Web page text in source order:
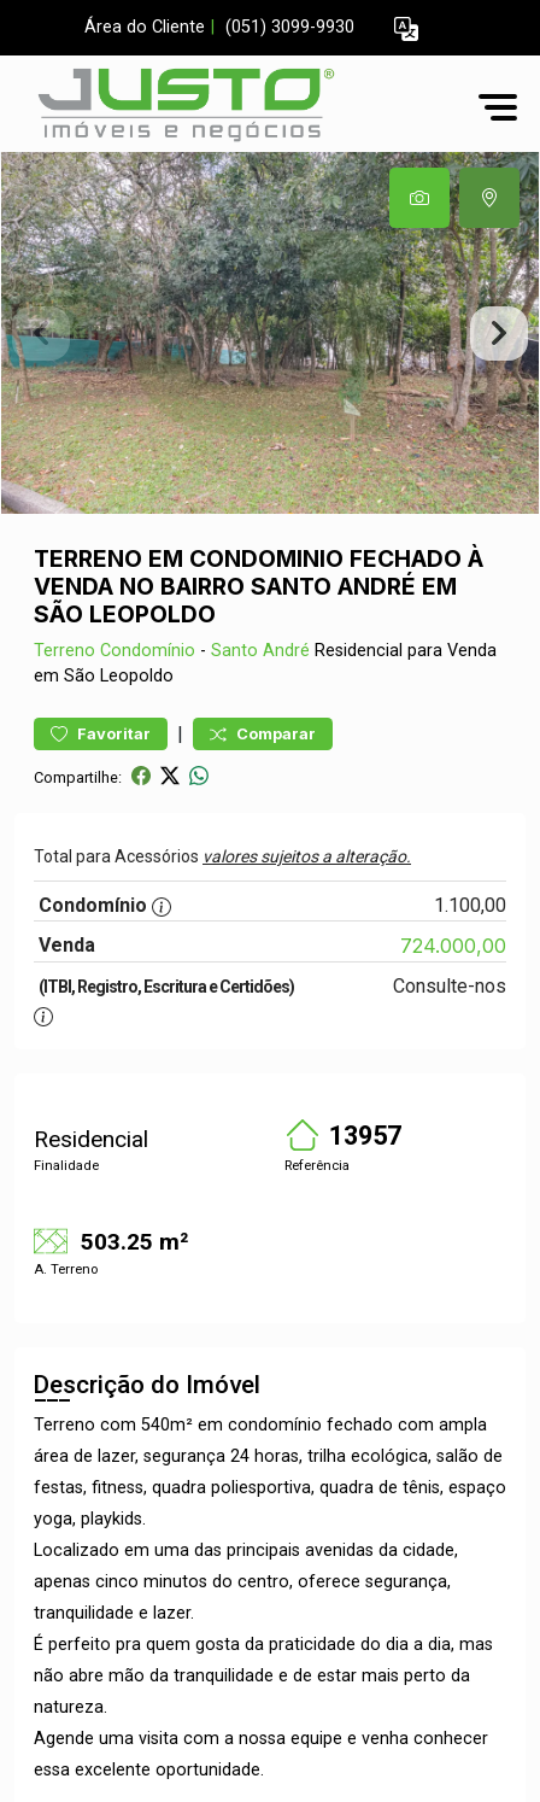
Área do Cliente (051) 3099-9930
TERRENO EM CONDOMINIO FECHADO À
VENDA NO BAIRRO SANTO ANDRÉ EM
SÃO LEOPOLDO
Terreno Condomínio - Santo André Residencial para Venda
em São Leopoldo
Favoritar | Comparar
Compartilhe:
Total para Acessórios valores sujeitos a alteração.
Condomínio
1.100,00
Venda
724.000,00
(ITBI, Registro, Escritura e Certidões) Consulte-nos
Residencial
Finalidade
13957
Referência
503.25 m²
A. Terreno
Descrição do Imóvel
Terreno com 540m² em condomínio fechado com ampla
área de lazer, segurança 24 horas, trilha ecológica, salão de
festas, fitness, quadra poliesportiva, quadra de tênis, espaço
yoga, playkids.
Localizado em uma das principais avenidas da cidade,
apenas cinco minutos do centro, oferece segurança,
tranquilidade e lazer.
É perfeito pra quem gosta da praticidade do dia a dia, mas
não abre mão da tranquilidade e de estar mais perto da
natureza.
Agende uma visita com a nossa equipe e venha conhecer
essa excelente oportunidade.